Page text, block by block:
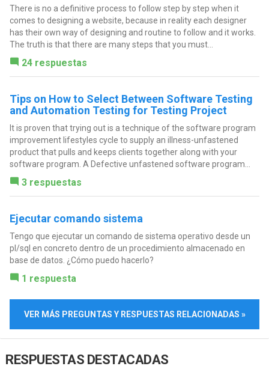
There is no a definitive process to follow step by step when it
comes to designing a website, because in reality each designer
has their own way of designing and routine to follow and it works.
The truth is that there are many steps that you must...
24 respuestas
Tips on How to Select Between Software Testing
and Automation Testing for Testing Project
It is proven that trying out is a technique of the software program
improvement lifestyles cycle to supply an illness-unfastened
product that pulls and keeps clients together along with your
software program. A Defective unfastened software program...
3 respuestas
Ejecutar comando sistema
Tengo que ejecutar un comando de sistema operativo desde un
pl/sql en concreto dentro de un procedimiento almacenado en
base de datos. ¿Cómo puedo hacerlo?
1 respuesta
VER MÁS PREGUNTAS Y RESPUESTAS RELACIONADAS »
RESPUESTAS DESTACADAS